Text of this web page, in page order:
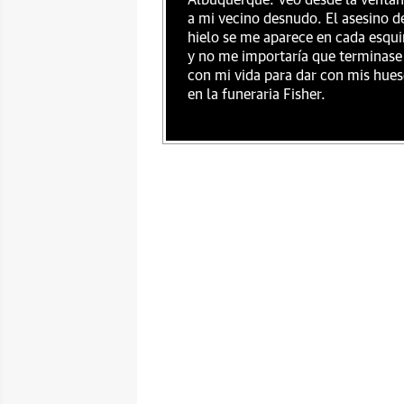
a mi vecino desnudo. El asesino
hielo se me aparece en cada
y no me importaría que terminase
con mi vida para dar con mis
en la funeraria Fisher.